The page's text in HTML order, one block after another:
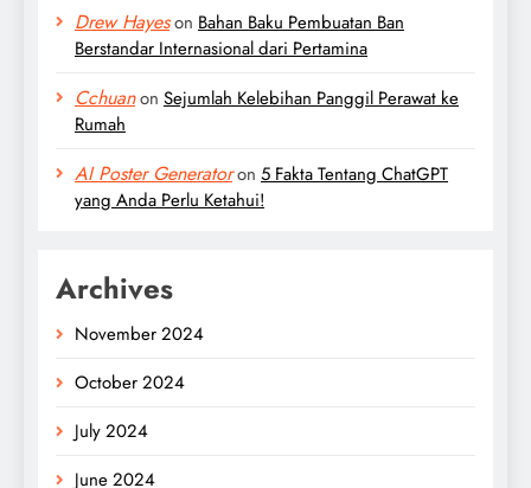
Drew Hayeson Bahan Baku Pembuatan Ban
Berstandar Internasional dari Pertamina
Cchuanon Sejumlah Kelebihan Panggil Perawat ke
Rumah
AI Poster Generatoron 5 Fakta Tentang ChatGPT
yang Anda Perlu Ketahui!
Archives
November 2024
October 2024
July 2024
June 2024